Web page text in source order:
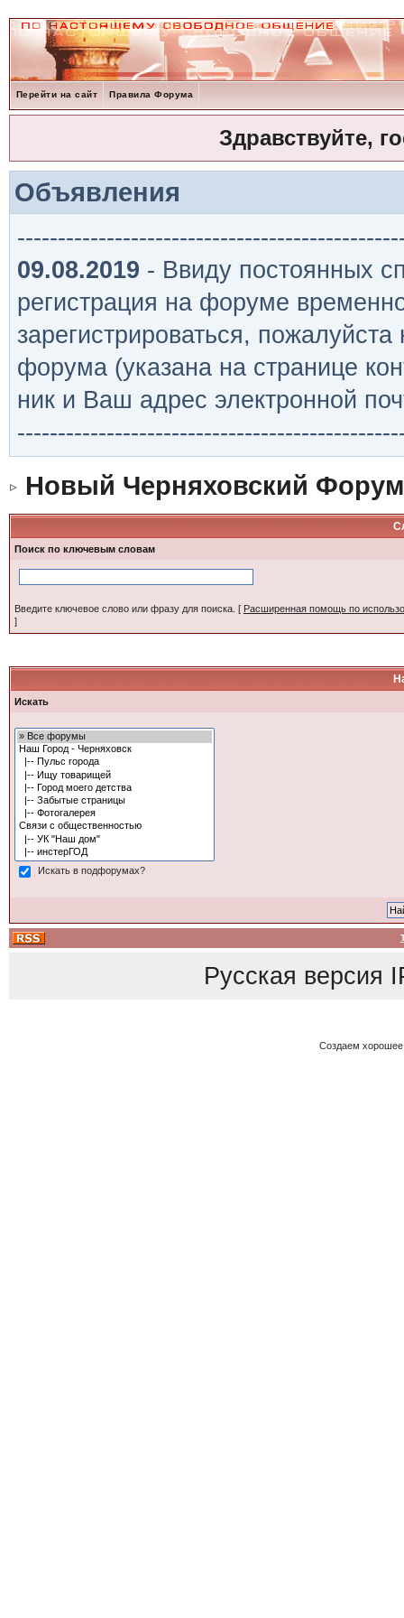
Перейти на сайт Правила Форума
Здравствуйте,
Объявления
09.08.2019 - Ввиду постоянных
регистрация на форуме
зарегистрироваться,
форума (указана на странице
ник и Ваш адрес электронной
Новый Черняховский Форум
Поиск по ключевым словам
Введите ключевое слово или фразу для поиска. [ Расширенная помощь по
]
Искать
Искать в подфорумах?
Русская версия
Создаем